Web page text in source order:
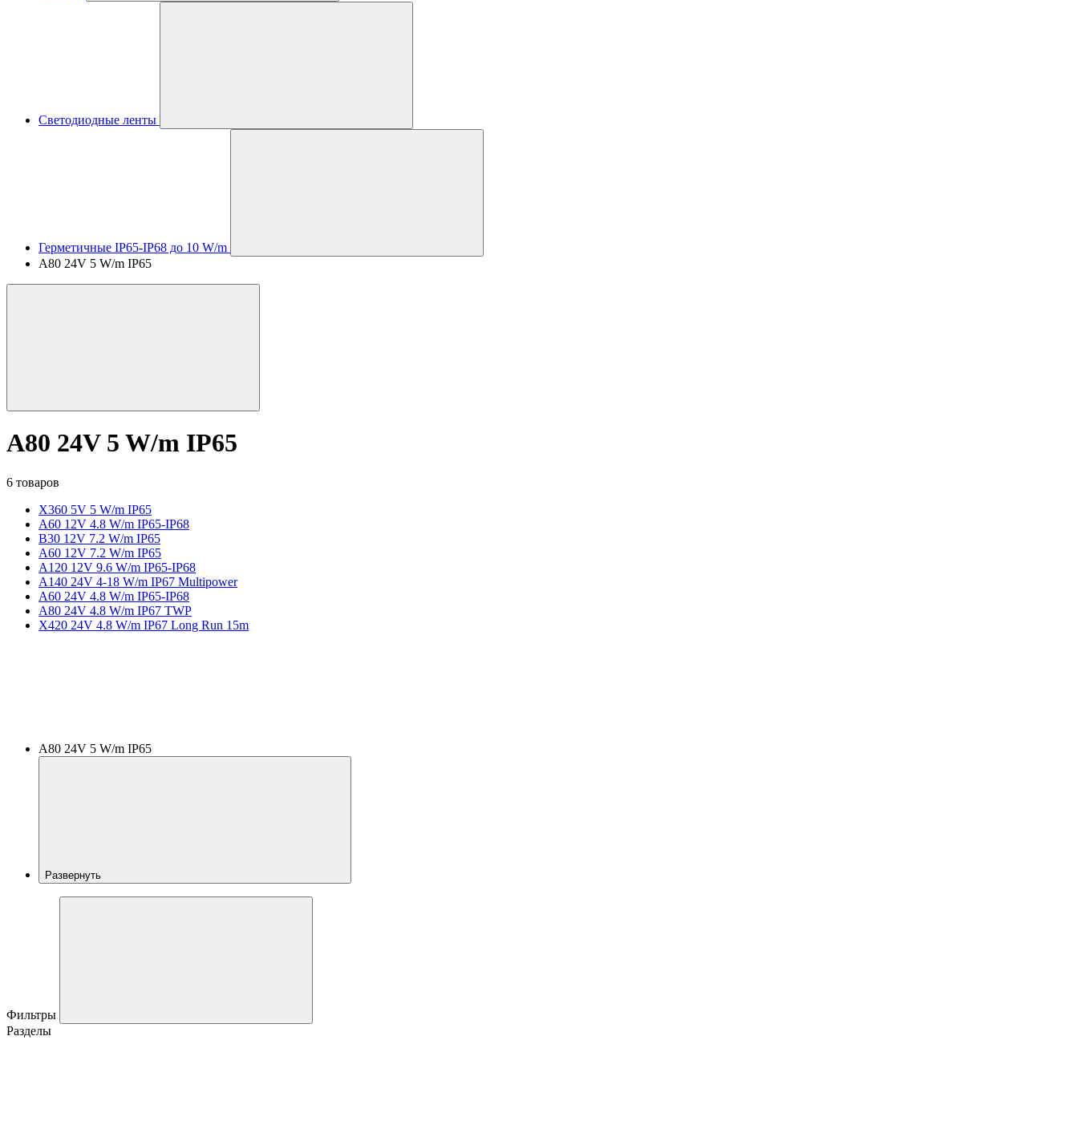
Светодиодные ленты
Герметичные IP65-IP68 до 10 W/m
A80 24V 5 W/m IP65
A80 24V 5 W/m IP65
6 товаров
X360 5V 5 W/m IP65
A60 12V 4.8 W/m IP65-IP68
B30 12V 7.2 W/m IP65
A60 12V 7.2 W/m IP65
A120 12V 9.6 W/m IP65-IP68
A140 24V 4-18 W/m IP67 Multipower
A60 24V 4.8 W/m IP65-IP68
A80 24V 4.8 W/m IP67 TWP
X420 24V 4.8 W/m IP67 Long Run 15m
A80 24V 5 W/m IP65
Развернуть
Фильтры
Разделы